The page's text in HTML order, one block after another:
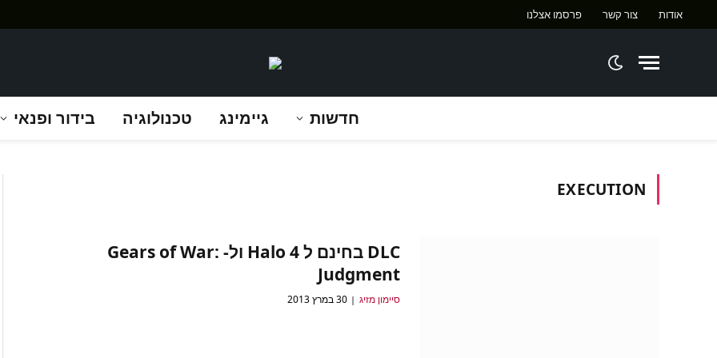
אודות צור קשר פרסמו אצלנו
חדשות גיימינג טכנולוגיה בידור ופנאי
EXECUTION
DLC בחינם ל Halo 4 ול- Gears of War:
Judgment
סיימון מזיג 30 במרץ 2013